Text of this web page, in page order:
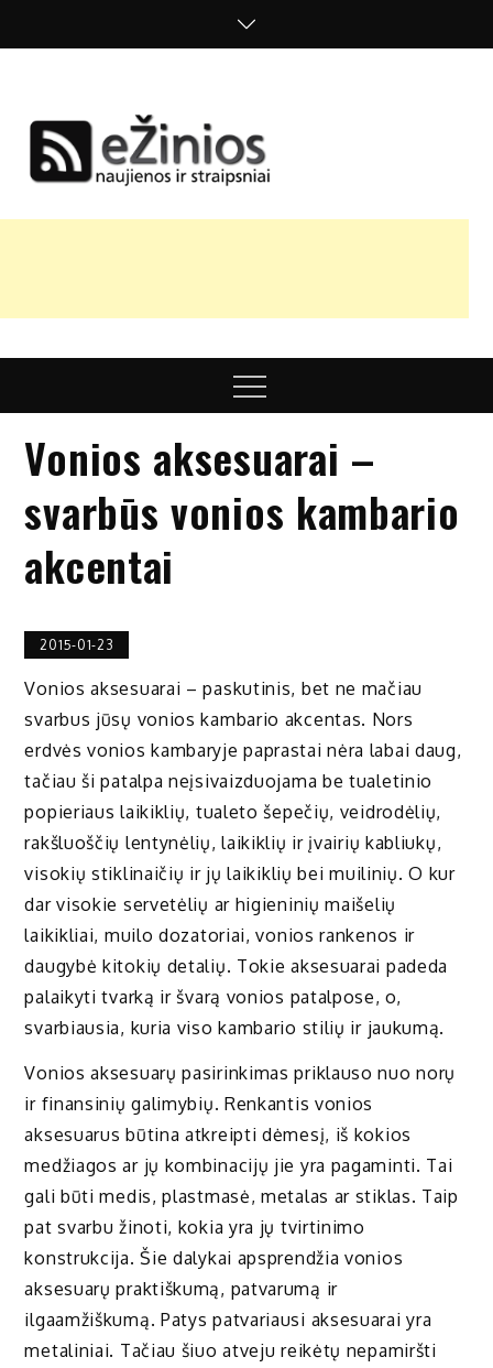
nuomonės
Menu
Vonios aksesuarai –
svarbūs vonios kambario
akcentai
2015-01-23
Vonios aksesuarai – paskutinis, bet ne mačiau
svarbus jūsų vonios kambario akcentas. Nors
erdvės vonios kambaryje paprastai nėra labai daug,
tačiau ši patalpa neįsivaizduojama be tualetinio
popieriaus laikiklių, tualeto šepečių, veidrodėlių,
rakšluoščių lentynėlių, laikiklių ir įvairių kabliukų,
visokių stiklinaičių ir jų laikiklių bei muilinių. O kur
dar visokie servetėlių ar higieninių maišelių
laikikliai, muilo dozatoriai, vonios rankenos ir
daugybė kitokių detalių. Tokie aksesuarai padeda
palaikyti tvarką ir švarą vonios patalpose, o,
svarbiausia, kuria viso kambario stilių ir jaukumą.
Vonios aksesuarų pasirinkimas priklauso nuo norų
ir finansinių galimybių. Renkantis vonios
aksesuarus būtina atkreipti dėmesį, iš kokios
medžiagos ar jų kombinacijų jie yra pagaminti. Tai
gali būti medis, plastmasė, metalas ar stiklas. Taip
pat svarbu žinoti, kokia yra jų tvirtinimo
konstrukcija. Šie dalykai apsprendžia vonios
aksesuarų praktiškumą, patvarumą ir
ilgaamžiškumą. Patys patvariausi aksesuarai yra
metaliniai. Tačiau šiuo atveju reikėtų nepamiršti